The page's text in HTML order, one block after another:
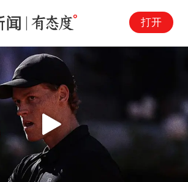
打开
Play